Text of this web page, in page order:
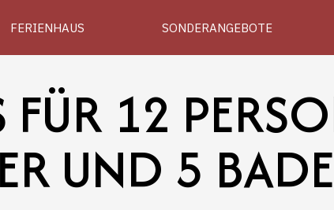
FERIENHAUS SONDERANGEBOTE
FÜR 12
UND 5